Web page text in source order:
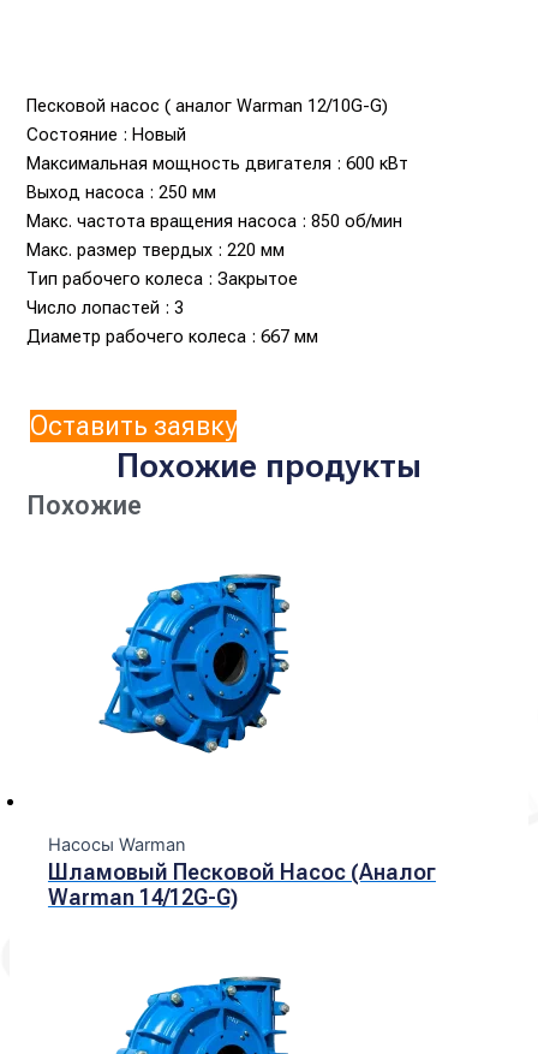
Песковой насос ( аналог Warman 12/10G-G)
Состояние : Новый
Максимальная мощность двигателя : 600 кВт
Выход насоса : 250 мм
Макс. частота вращения насоса : 850 об/мин
Макс. размер твердых : 220 мм
Тип рабочего колеса : Закрытое
Число лопастей : 3
Диаметр рабочего колеса : 667 мм
Оставить заявку
Похожие продукты
Похожие
Насосы Warman
Шламовый Песковой Насос (Аналог
Warman 14/12G-G)